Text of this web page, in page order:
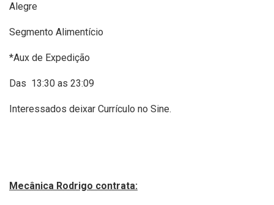
Alegre
Segmento Alimentício
*Aux de Expedição
Das 13:30 as 23:09
Interessados deixar Currículo no Sine.
Mecânica Rodrigo contrata: